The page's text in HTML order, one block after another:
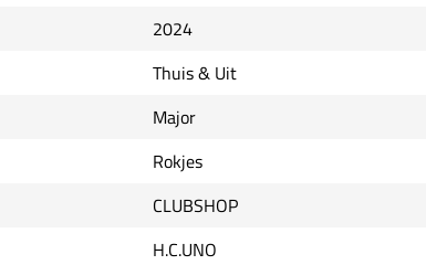
2024
Thuis & Uit
Major
Rokjes
CLUBSHOP
H.C.UNO